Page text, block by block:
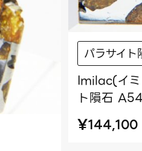
パラサイト
Imilac(イ
ト隕石
¥144,100